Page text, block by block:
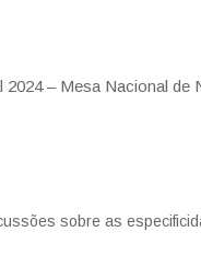
– Mesa Nacional de
sobre as